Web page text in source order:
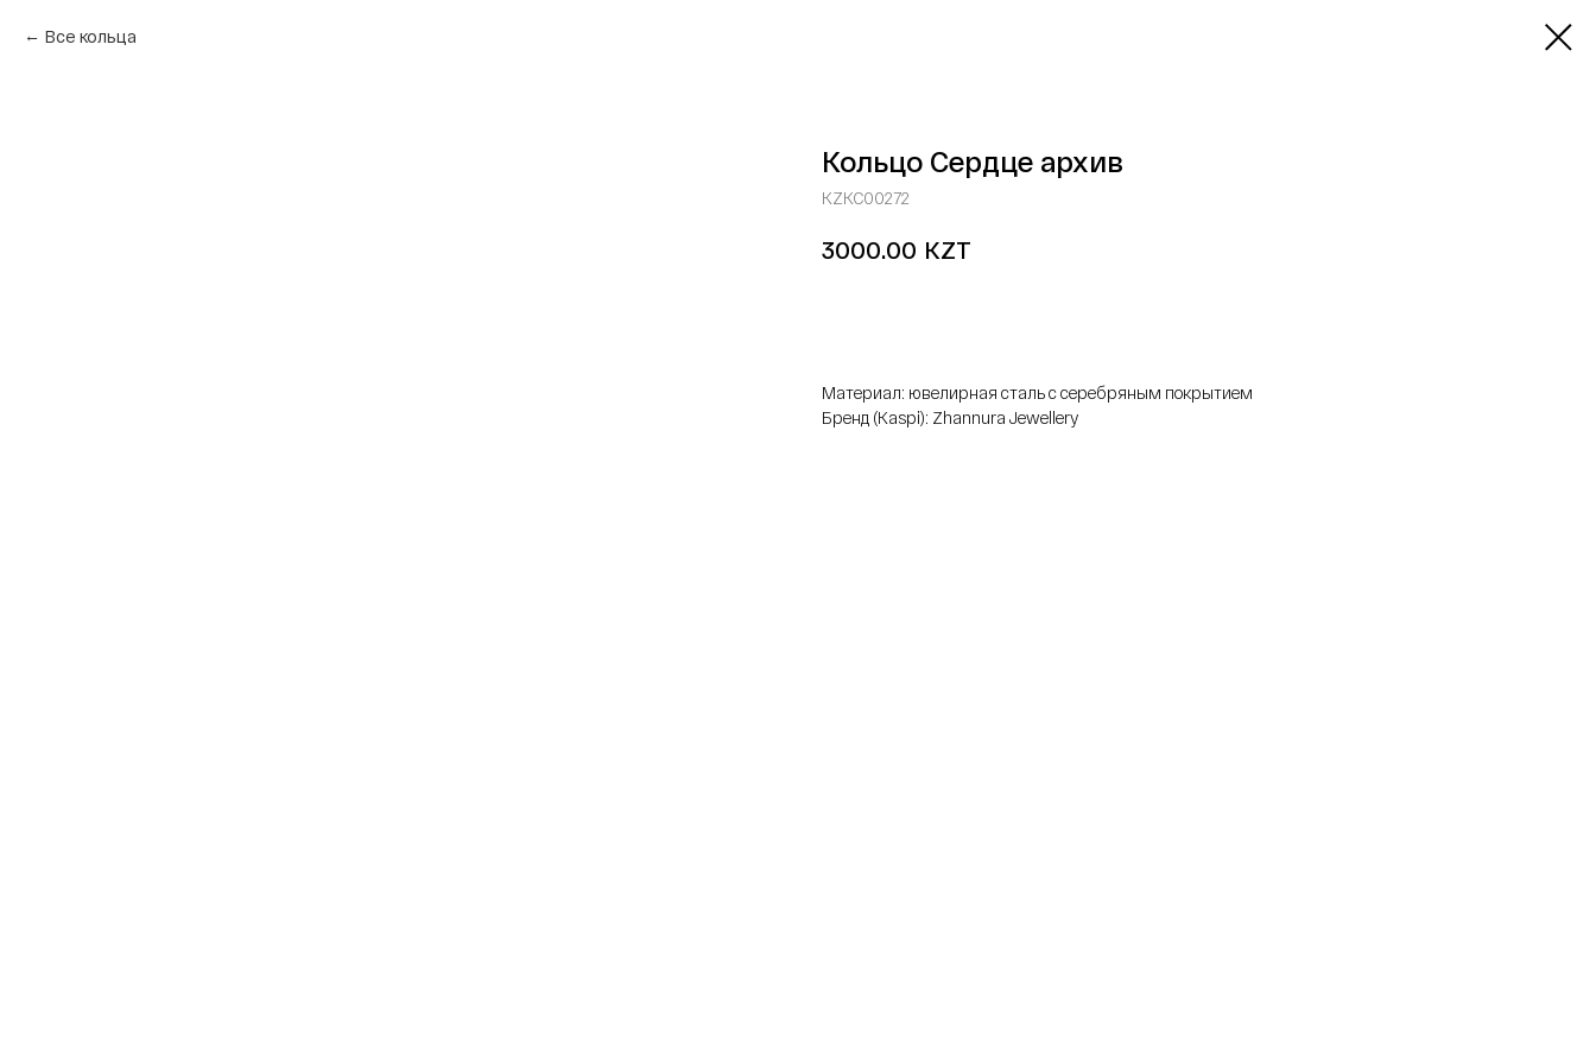
Все кольца
Кольцо Сердце архив
KZKC00272
3000.00 KZT
Материал: ювелирная сталь с серебряным покрытием
Бренд (Kaspi): Zhannura Jewellery